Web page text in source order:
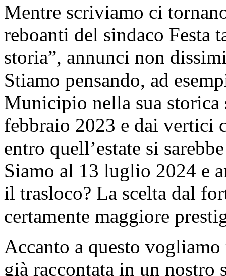
Mentre scriviamo ci
reboanti del sindaco Festa
storia”, annunci non
Stiamo pensando, ad
Municipio nella sua storica
febbraio 2023 e dai vertici
entro quell’estate si
Siamo al 13 luglio 2024 e
il trasloco? La scelta dal
certamente maggiore
Accanto a questo
già raccontata in un nostro